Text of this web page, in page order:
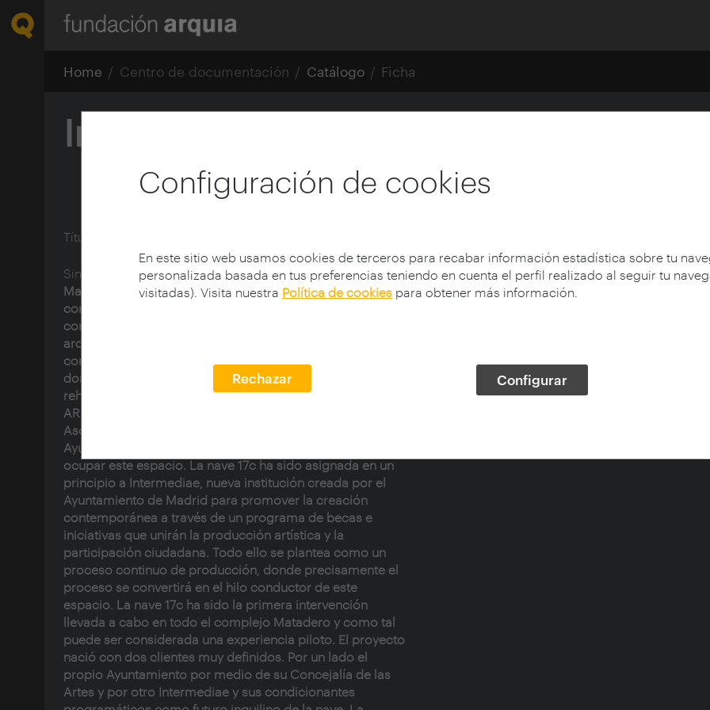
Configuración de cookies
En este sitio web usamos cookies de terceros para recabar información estadística sobre tu
personalizada basada en tus preferencias teniendo en cuenta el perfil realizado al seguir tu
visitadas). Visita nuestra Política de cookies para obtener más información.
Rechazar Configurar
Home Centro de documentación Catálogo Ficha
Intermediae Matadero
Título:
Sinopsis:
El proyecto nace dentro del ámbito del antiguo
Matadero de Madrid perteneciendo a un programa de
contenido cultural promovido por el Ayuntamiento. Un
complejo de más de veinte naves construidas por el
arquitecto Luis Bellido hacia 1907 que pretende, ahora,
convertirse en un nuevo foco cultural de vanguardia
donde distintas instituciones han asumido la gestión y las
rehabilitaciones de algunas de las naves. La Fundación
ARCO, la fundación Ruipérez, el Teatro Español, la
Asociación de Diseñadores, la Fundación COAM y el
Ayuntamiento de Madrid entre otras serán las primeras en
ocupar este espacio. La nave 17c ha sido asignada en un
principio a Intermediae, nueva institución creada por el
Ayuntamiento de Madrid para promover la creación
contemporánea a través de un programa de becas e
iniciativas que unirán la producción artística y la
participación ciudadana. Todo ello se plantea como un
proceso continuo de producción, donde precisamente el
proceso se convertirá en el hilo conductor de este
espacio. La nave 17c ha sido la primera intervención
llevada a cabo en todo el complejo Matadero y como tal
puede ser considerada una experiencia piloto. El proyecto
nació con dos clientes muy definidos. Por un lado el
propio Ayuntamiento por medio de su Concejalía de las
Artes y por otro Intermediae y sus condicionantes